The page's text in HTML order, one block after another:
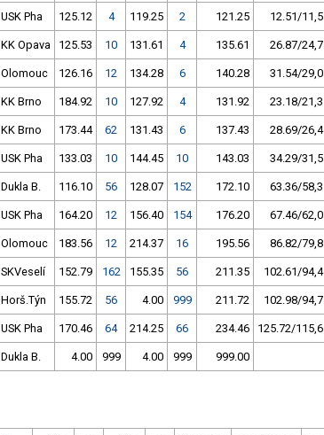
USK Pha 125.12 4 119.25 2 121.25 12.51/11,5
KK Opava 125.53 10 131.61 4 135.61 26.87/24,7
Olomouc 126.16 12 134.28 6 140.28 31.54/29,0
KK Brno 184.92 10 127.92 4 131.92 23.18/21,3
KK Brno 173.44 62 131.43 6 137.43 28.69/26,4
USK Pha 133.03 10 144.45 10 143.03 34.29/31,5
Dukla B. 116.10 56 128.07 152 172.10 63.36/58,3
USK Pha 164.20 12 156.40 154 176.20 67.46/62,0
Olomouc 183.56 12 214.37 16 195.56 86.82/79,8
SKVeselí 152.79 162 155.35 56 211.35 102.61/94,4
Horš.Týn 155.72 56 4.00 999 211.72 102.98/94,7
USK Pha 170.46 64 214.25 66 234.46 125.72/115,6
Dukla B. 4.00 999 4.00 999 999.00